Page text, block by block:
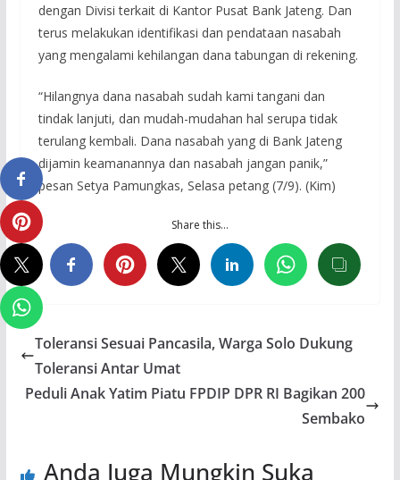
dengan Divisi terkait di Kantor Pusat Bank Jateng. Dan
terus melakukan identifikasi dan pendataan nasabah
yang mengalami kehilangan dana tabungan di rekening.
“Hilangnya dana nasabah sudah kami tangani dan
tindak lanjuti, dan mudah-mudahan hal serupa tidak
terulang kembali. Dana nasabah yang di Bank Jateng
dijamin keamanannya dan nasabah jangan panik,”
pesan Setya Pamungkas, Selasa petang (7/9). (Kim)
Share this…
Toleransi Sesuai Pancasila, Warga Solo Dukung
Toleransi Antar Umat
Peduli Anak Yatim Piatu FPDIP DPR RI Bagikan 200
Sembako
Anda Juga Mungkin Suka